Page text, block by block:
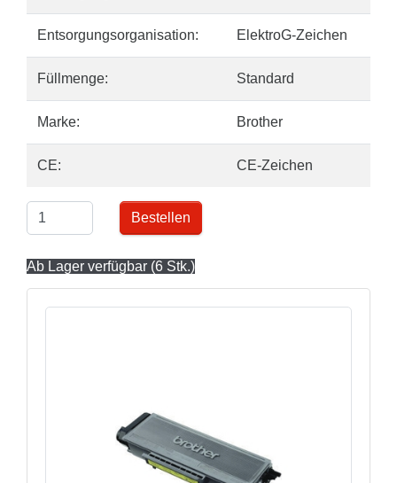
Entsorgungsorganisation: ElektroG-Zeichen
Füllmenge: Standard
Marke: Brother
CE: CE-Zeichen
Bestellen
Ab Lager verfügbar (6 Stk.)